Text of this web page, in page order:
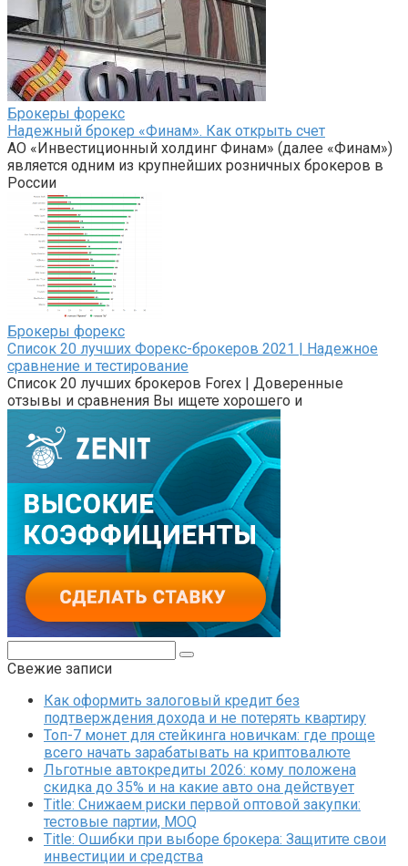
Брокеры форекс
Надежный брокер «Финам». Как открыть счет
АО «Инвестиционный холдинг Финам» (далее «Финам»)
является одним из крупнейших розничных брокеров в
России
Брокеры форекс
Список 20 лучших Форекс-брокеров 2021 | Надежное
сравнение и тестирование
Список 20 лучших брокеров Forex | Доверенные
отзывы и сравнения Вы ищете хорошего и
Свежие записи
Как оформить залоговый кредит без
подтверждения дохода и не потерять квартиру
Топ-7 монет для стейкинга новичкам: где проще
всего начать зарабатывать на криптовалюте
Льготные автокредиты 2026: кому положена
скидка до 35% и на какие авто она действует
Title: Снижаем риски первой оптовой закупки:
тестовые партии, MOQ
Title: Ошибки при выборе брокера: Защитите свои
инвестиции и средства